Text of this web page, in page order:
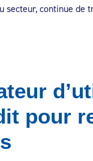
secteur, continue
pour